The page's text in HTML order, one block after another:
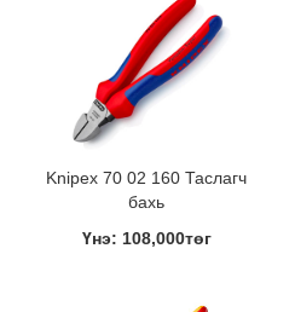
Knipex 70 02 160 Таслагч
бахь
Үнэ: 108,000төг